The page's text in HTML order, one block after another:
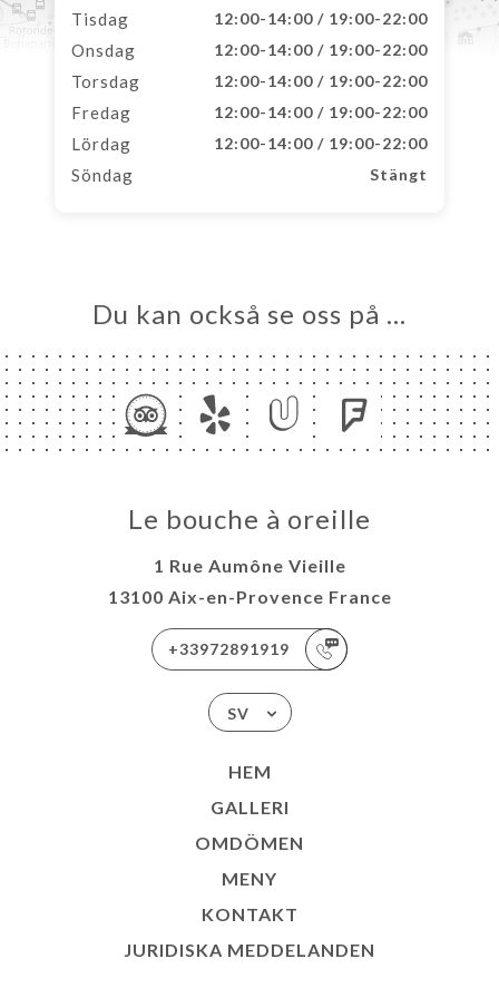
Tisdag 12:00-14:00 / 19:00-22:00
Onsdag 12:00-14:00 / 19:00-22:00
Torsdag 12:00-14:00 / 19:00-22:00
Fredag 12:00-14:00 / 19:00-22:00
Lördag 12:00-14:00 / 19:00-22:00
Söndag Stängt
Du kan också se oss på …
Le bouche à oreille
1 Rue Aumône Vieille
13100 Aix-en-Provence France
+33972891919
SV
HEM
GALLERI
OMDÖMEN
MENY
KONTAKT
JURIDISKA MEDDELANDEN